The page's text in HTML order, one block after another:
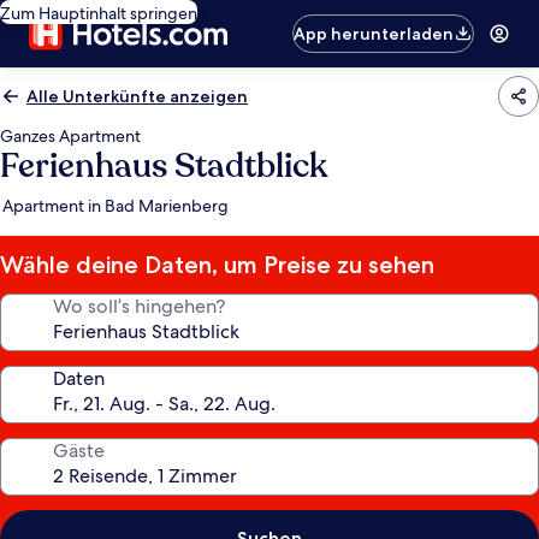
Zum Hauptinhalt springen
App herunterladen
Alle Unterkünfte anzeigen
Ganzes Apartment
Ferienhaus Stadtblick
Apartment in Bad Marienberg
Wähle deine Daten, um Preise zu sehen
Wo soll’s hingehen?
Daten
Gäste